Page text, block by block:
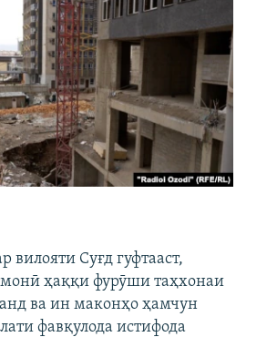
вилояти Суғд гуфтааст,
ҳаққи фурӯши таҳхонаи
ва ин маконҳо ҳамчун
фавқулода истифода